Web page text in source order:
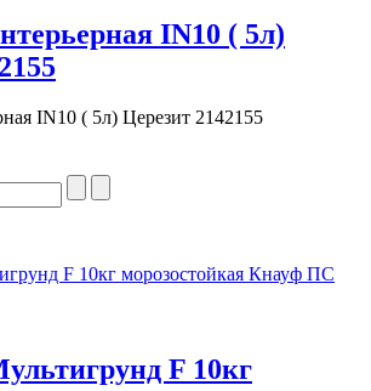
IN10 ( 5л)
IN10 ( 5л) Церезит 2142155
F 10кг